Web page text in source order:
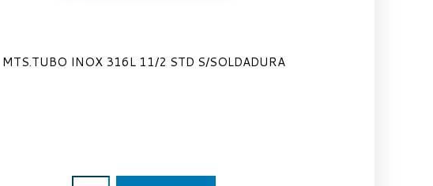
MTS.TUBO INOX 316L 11/2 STD S/SOLDADURA